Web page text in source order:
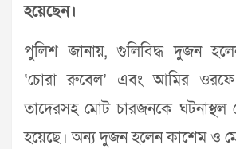
হয়েছেন।
পুলিশ জানায়, গুলিবিদ্ধ দুজন
‘চোরা রুবেল’ এবং আমির ওরফে
তাদেরসহ মোট চারজনকে
হয়েছে। অন্য দুজন হলেন কাশেম ও